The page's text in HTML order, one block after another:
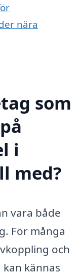
nära
som
i
med?
vara både
För många
och
kännas